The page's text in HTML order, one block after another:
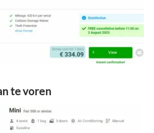
te voren